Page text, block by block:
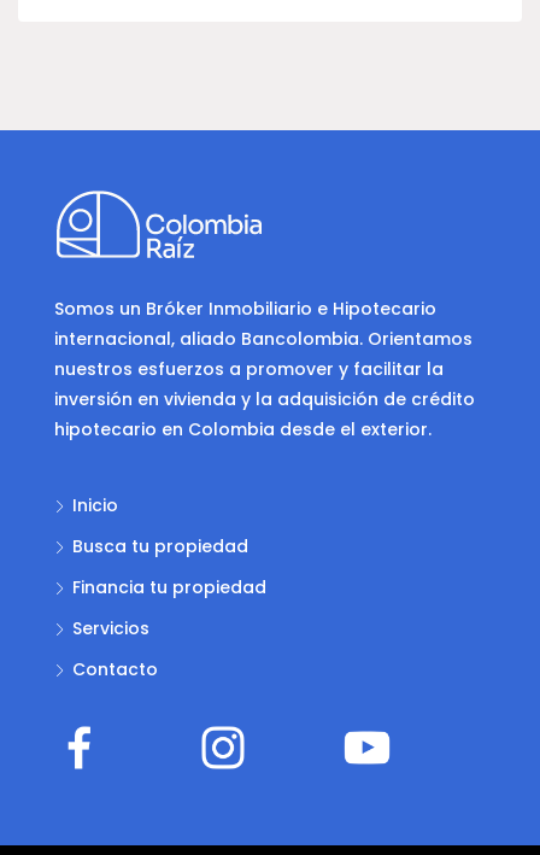
Somos un Bróker Inmobiliario e Hipotecario
internacional, aliado Bancolombia. Orientamos
nuestros esfuerzos a promover y facilitar la
inversión en vivienda y la adquisición de crédito
hipotecario en Colombia desde el exterior.
Inicio
Busca tu propiedad
Financia tu propiedad
Servicios
Contacto